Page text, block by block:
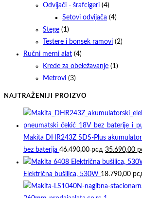
Odvijači - šrafcigeri (4)
Setovi odvijača (4)
Stege (1)
Testere i bonsek ramovi (2)
Ručni merni alat (4)
Krede za obeležavanje (1)
Metrovi (3)
NAJTRAŽENIJI PROIZVO
Makita DHR243Z SDS-Plus
bez baterija 46.490,00рсд Originalna
cena
je
bila:
35.690,00
Električna bušilica, 530W 18.790,00